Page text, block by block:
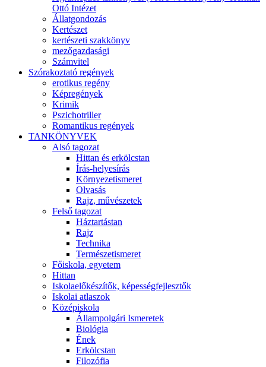
Ottó Intézet
Állatgondozás
Kertészet
kertészeti szakkönyv
mezőgazdasági
Számvitel
Szórakoztató regények
erotikus regény
Képregények
Krimik
Pszichotriller
Romantikus regények
TANKÖNYVEK
Alsó tagozat
Hittan és erkölcstan
Írás-helyesírás
Környezetismeret
Olvasás
Rajz, művészetek
Felső tagozat
Háztartástan
Rajz
Technika
Természetismeret
Főiskola, egyetem
Hittan
Iskolaelőkészítők, képességfejlesztők
Iskolai atlaszok
Középiskola
Állampolgári Ismeretek
Biológia
Ének
Erkölcstan
Filozófia